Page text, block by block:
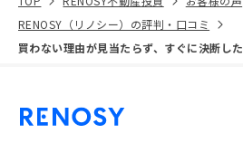
RENOSY（リノシー）の評判・口コミ
買わない理由が見当たらず、すぐに決断した